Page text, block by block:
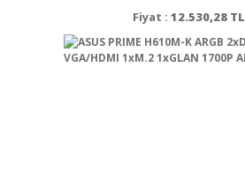
Fiyat : 12.530,28 TL